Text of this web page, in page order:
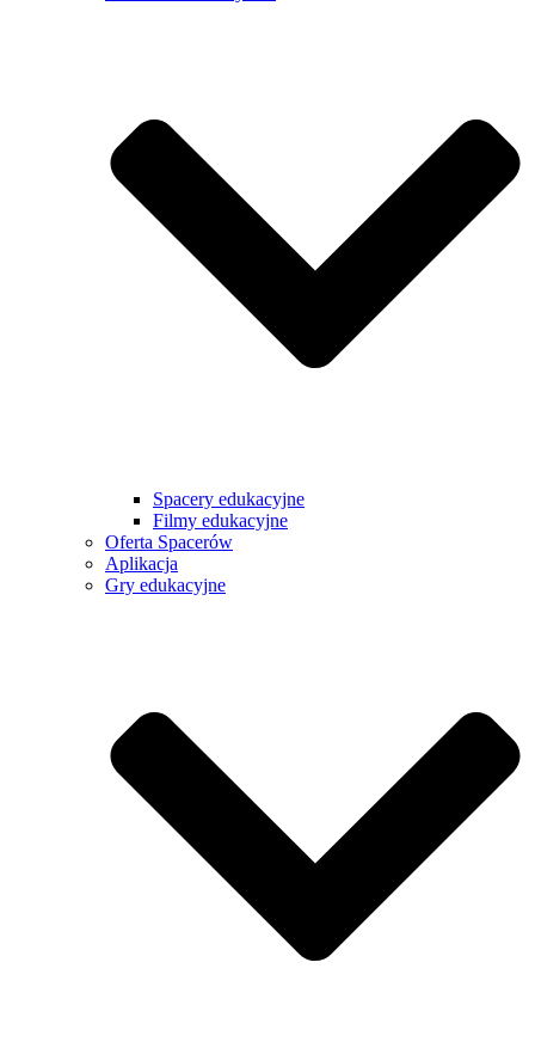
Spacery edukacyjne
Filmy edukacyjne
Oferta Spacerów
Aplikacja
Gry edukacyjne